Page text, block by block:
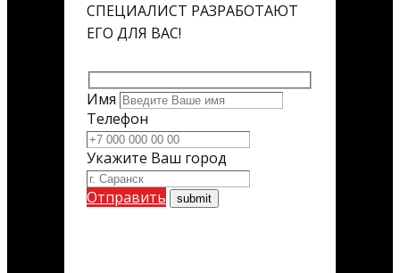
СПЕЦИАЛИСТ РАЗРАБОТАЮТ
ЕГО ДЛЯ ВАС!
Имя
Телефон
Укажите Ваш город
Отправить